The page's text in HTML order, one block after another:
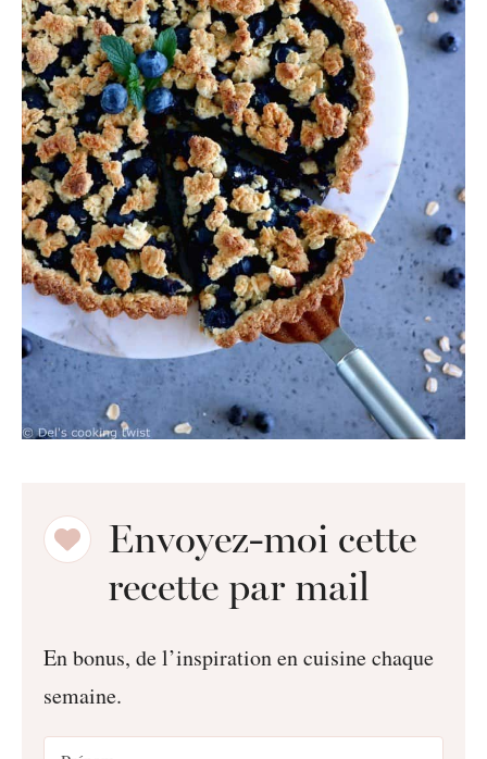
Envoyez-moi cette
recette par mail
En bonus, de l’inspiration en cuisine chaque
semaine.